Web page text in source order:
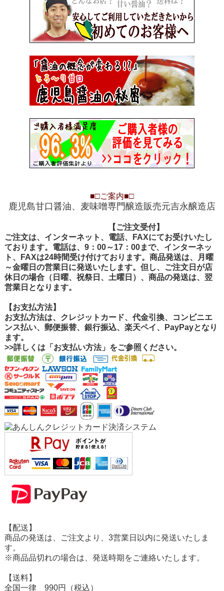
■□ご案内■□
鹿児島甘口醤油、麦味噌専門醸造販売元吉永醸造店
【ご注文受付】
ご注文は、インターネット、電話、FAXにてお受けいたし
ております。電話は、9：00～17：00まで、インターネッ
ト、FAXは24時間受け付けております。商品発送は、月曜
～金曜日の営業日に発送いたします。但し、ご注文日が店
休日の場合（日曜、祝祭日、土曜日）、商品の発送は、翌
営業日となります。
【お支払方法】
お支払方法は、クレジットカード、代金引換、コンビニエ
ンス払い、郵便振替、銀行振込、楽天ペイ、PayPayとなり
ます。
>>詳しくは「お支払い方法」をご参照ください。
【配送】
商品の発送は、ご注文より、3営業日以内に発送いたしま
す。
※商品品切れの場合は、発送時期をご連絡いたします。
【送料】
全国一律 990円（税込）